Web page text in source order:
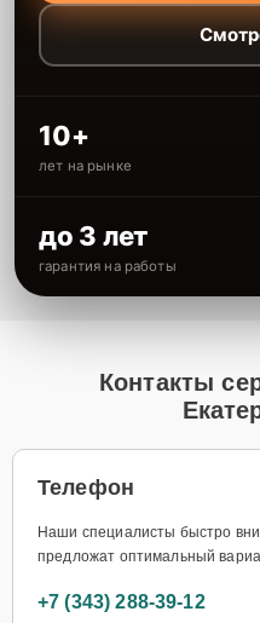
10+
лет на рынке
до 3 лет
гарантия на работы
Контакты
Телефон
Наши специалисты быстро
предложат оптимальный
+7 (343) 288-39-12